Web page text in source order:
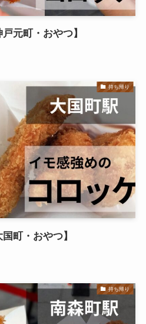
元町・おやつ】
持ち帰り
町・おやつ】
持ち帰り